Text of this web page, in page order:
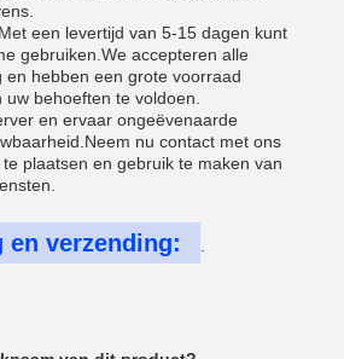
een levertijd van 5-15 dagen kunt
gebruiken.We accepteren alle
en hebben een grote voorraad
behoeften te voldoen.
en ervaar ongeëvenaarde
nu contact met ons
plaatsen en gebruik te maken van
en verzending: